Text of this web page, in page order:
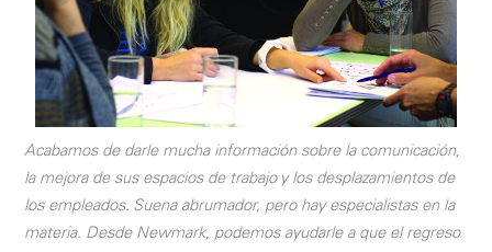
Acabamos de darle mucha información sobre la comunicación,
la mejora de sus espacios de trabajo y los desplazamientos de
los empleados. Suena abrumador, pero hay especialistas en la
materia. Desde Newmark, podemos ayudarle a que el regreso